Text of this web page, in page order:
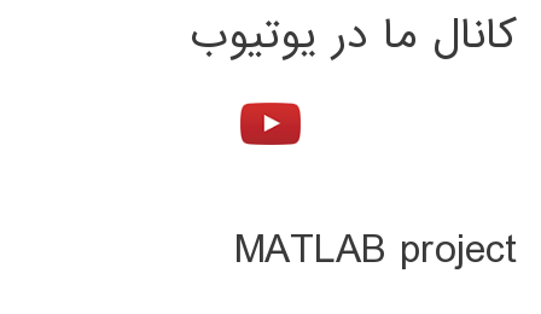
کانال ما در یوتیوب
MATLAB project